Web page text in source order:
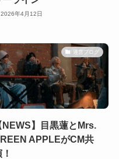
2026年4月12日
運営ブログ
NEWS】目黒蓮とMrs.
APPLEがCM共